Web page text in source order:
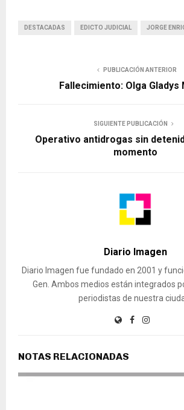
DESTACADAS EDICTO JUDICIAL JORGE
PUBLICACIÓN ANTERIOR
Fallecimiento: Olga Gladys
SIGUIENTE PUBLICACIÓN
Operativo antidrogas sin
momento
Diario Imagen
Diario Imagen fue fundado en 2001 y
Gen. Ambos medios están integrados
periodistas de nuestra
NOTAS RELACIONADAS